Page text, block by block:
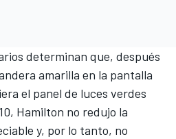
determinan que, después
amarilla en la pantalla
el panel de luces verdes
Hamilton no redujo la
y, por lo tanto, no